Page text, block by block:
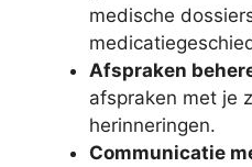
medische
Afspraken
afspraken met je
herinneringen.
Communicatie